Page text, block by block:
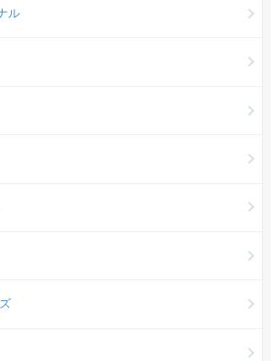
ル